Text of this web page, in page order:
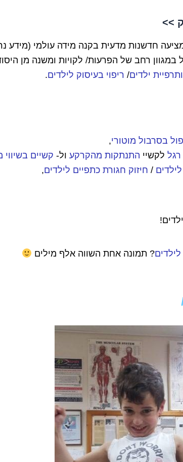
>>
(מידע
במגוון רחב של הפרעות/ לקויות ומשנה מן
ילדים/ ריפוי בעיסוק לילדים.
בסרבול מוטורי,
לקשיי התנתקות מהקרקע ול- קשיים
/ חיזוק חגורת כתפיים לילדים,
? תמונה אחת השווה אלף מילים